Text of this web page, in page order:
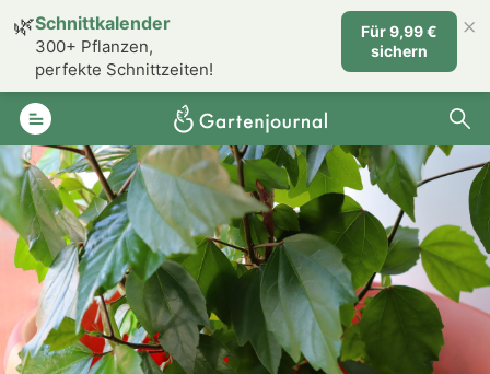
🌿Schnittkalender
300+ Pflanzen,
perfekte Schnittzeiten!
Für 9,99 €
sichern
×